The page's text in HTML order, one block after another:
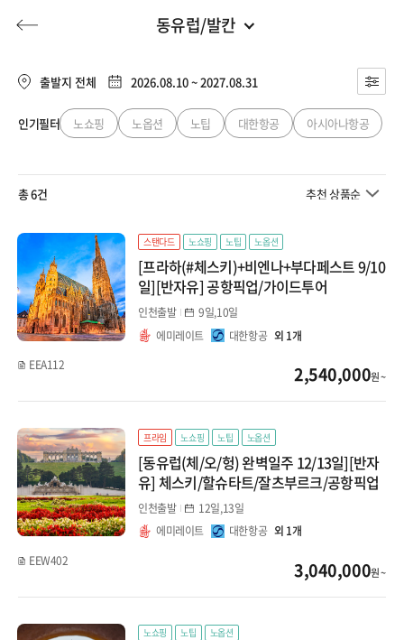
허니문 기획전/홈쇼핑 이벤트/혜택
투어플랜
허니문
동유럽/발칸
유럽
동남아
일본
대만/홍콩/마카오
몰디브
지방출발
프랑스/남프랑스
영국
스페인/포르투갈
동유럽/발칸
출발지 전체 2026.08.10 ~ 2027.08.31
인기필터 노쇼핑 노옵션 노팁 대한항공 아시아나항공
총 6건 추천 상품순
스탠다드 노쇼핑 노팁 노옵션
[프라하(#체스키)+비엔나+부다페스트 9/10
일][반자유] 공항픽업/가이드투어
인천출발
9일,10일
에미레이트
대한항공 외 1개
EEA112
2,540,000원 ~
프라임 노쇼핑 노팁 노옵션
[동유럽(체/오/헝) 완벽일주 12/13일][반자
유] 체스키/할슈타트/잘츠부르크/공항픽업
인천출발
12일,13일
에미레이트
대한항공 외 1개
EEW402
3,040,000원 ~
노쇼핑 노팁 노옵션